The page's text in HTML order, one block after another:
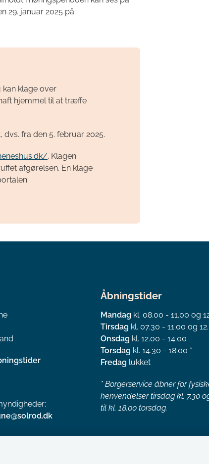
29. januar 2025 på:
kan klage over
hjemmel til at træffe
fra den 5. februar 2025.
. Klagen
afgørelsen. En klage
Åbningstider
Mandag kl. 08.00 - 11.00 og
Tirsdag kl. 07.30 - 11.00 og
Onsdag kl. 12.00 - 14.00
Torsdag kl. 14.30 - 18.00 *
Fredag lukket
* Borgerservice åbner for
henvendelser tirsdag kl. 7.30
til kl. 18.00 torsdag.